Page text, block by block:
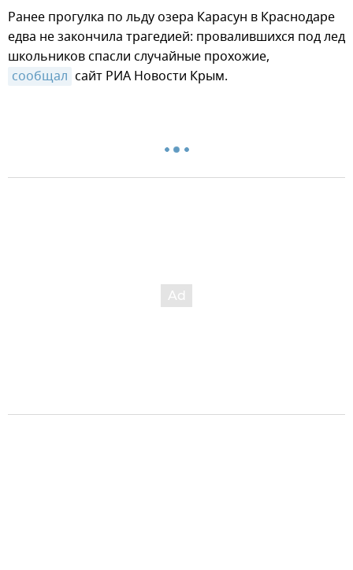
Ранее прогулка по льду озера Карасун в Краснодаре
едва не закончила трагедией: провалившихся под лед
школьников спасли случайные прохожие,
сообщал сайт РИА Новости Крым.